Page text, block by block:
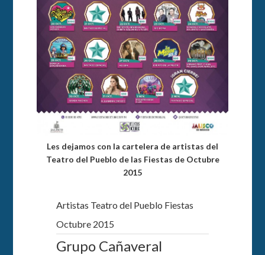
Les dejamos con la cartelera de artistas del
Teatro del Pueblo de las Fiestas de Octubre
2015
Artistas Teatro del Pueblo Fiestas
Octubre 2015
Grupo Cañaveral